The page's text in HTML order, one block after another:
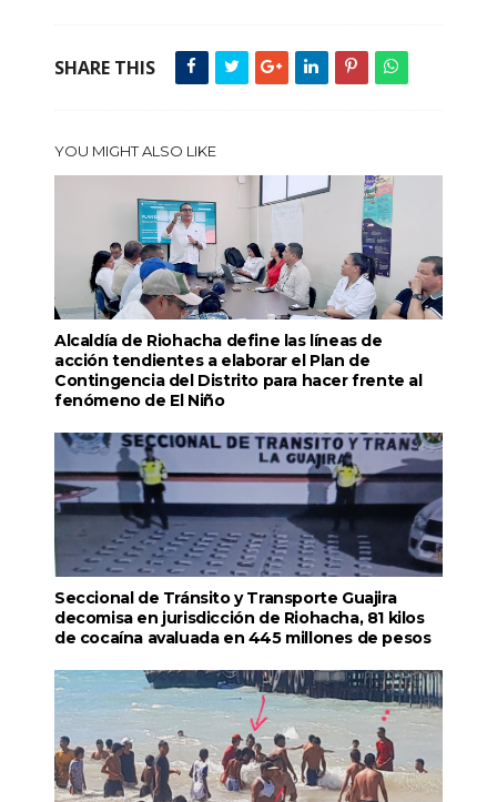
SHARE THIS
YOU MIGHT ALSO LIKE
Alcaldía de Riohacha define las líneas de
acción tendientes a elaborar el Plan de
Contingencia del Distrito para hacer frente al
fenómeno de El Niño
Seccional de Tránsito y Transporte Guajira
decomisa en jurisdicción de Riohacha, 81 kilos
de cocaína avaluada en 445 millones de pesos